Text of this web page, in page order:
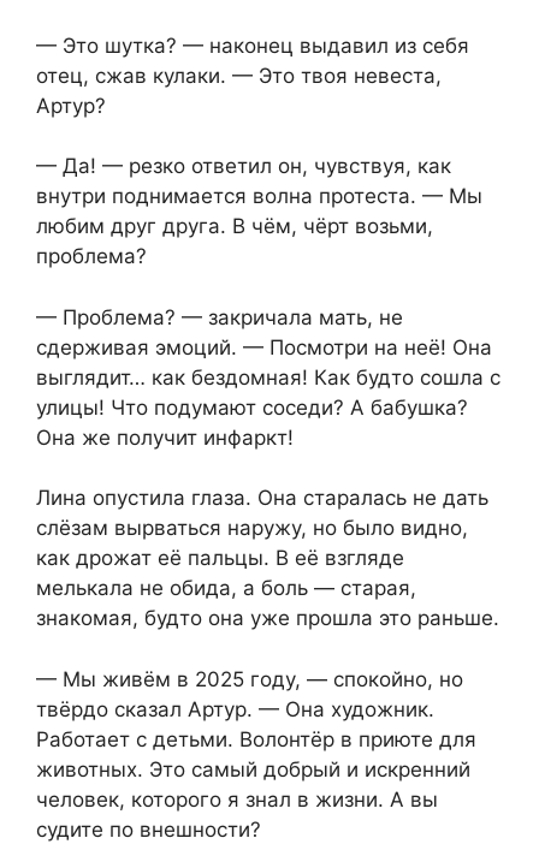
— Это шутка? — наконец выдавил из себя
отец, сжав кулаки. — Это твоя невеста,
Артур?
— Да! — резко ответил он, чувствуя, как
внутри поднимается волна протеста. — Мы
любим друг друга. В чём, чёрт возьми,
проблема?
— Проблема? — закричала мать, не
сдерживая эмоций. — Посмотри на неё! Она
выглядит… как бездомная! Как будто сошла с
улицы! Что подумают соседи? А бабушка?
Она же получит инфаркт!
Лина опустила глаза. Она старалась не дать
слёзам вырваться наружу, но было видно,
как дрожат её пальцы. В её взгляде
мелькала не обида, а боль — старая,
знакомая, будто она уже прошла это раньше.
— Мы живём в 2025 году, — спокойно, но
твёрдо сказал Артур. — Она художник.
Работает с детьми. Волонтёр в приюте для
животных. Это самый добрый и искренний
человек, которого я знал в жизни. А вы
судите по внешности?